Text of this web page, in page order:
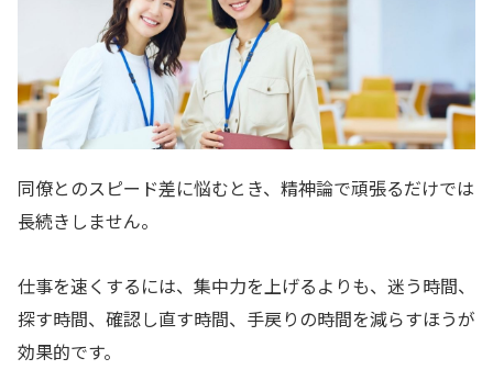
同僚とのスピード差に悩むとき、精神論で頑張るだけでは
長続きしません。
仕事を速くするには、集中力を上げるよりも、迷う時間、
探す時間、確認し直す時間、手戻りの時間を減らすほうが
効果的です。